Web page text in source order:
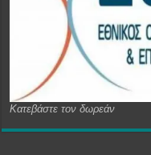
Κατεβάστε τον δωρεάν